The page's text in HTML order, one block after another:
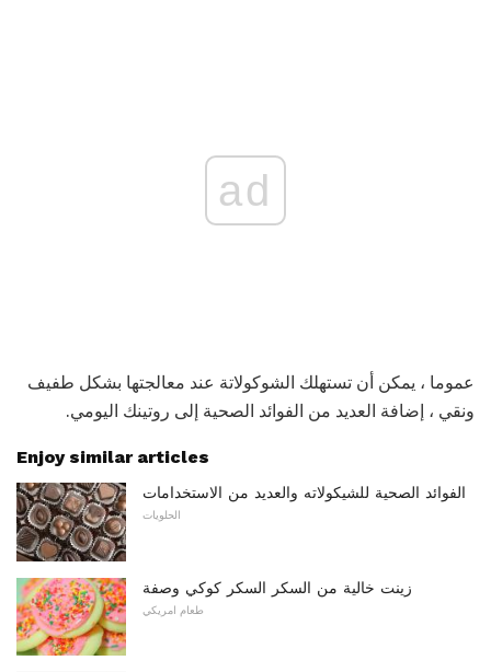
ad
عموما ، يمكن أن تستهلك الشوكولاتة عند معالجتها بشكل طفيف
ونقي ، إضافة العديد من الفوائد الصحية إلى روتينك اليومي.
Enjoy similar articles
الفوائد الصحية للشيكولاته والعديد من الاستخدامات
الحلويات
زينت خالية من السكر السكر كوكي وصفة
طعام امريكي